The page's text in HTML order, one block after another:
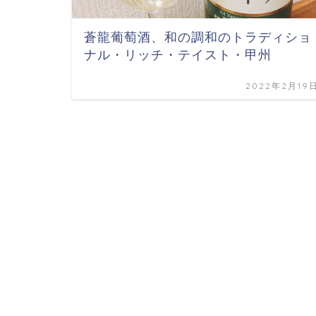
蒼龍葡萄酒、和の調和のトラディショ
ナル・リッチ・テイスト・甲州
2022年2月19